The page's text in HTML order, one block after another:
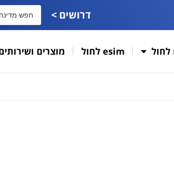
דרושים >
לחול esim לחול מוצרים